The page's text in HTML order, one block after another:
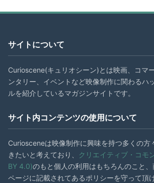
サイトについて
Curioscene(キュリオシーン)とは映画、コマ
ンタリー、イベントなど映像制作に関わるハ
ルを紹介しているマガジンサイトです。
サイト内コンテンツの使用について
Curiosceneは映像制作に興味を持つ多くの方
きたいと考えており、
クリエイティブ・コモ
BY 4.0)のもと個人の利用はもちろんのこと
ページに記載されてあるポリシーを守って頂